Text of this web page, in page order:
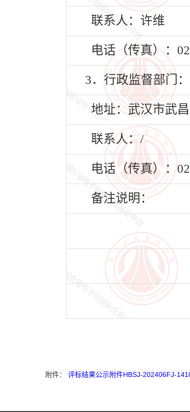
联系人：许维
电话（传真）：
3．行政监督部门
地址：武汉市武
联系人：/
电话（传真）：
备注说明：
附件： 评标结果公示附件HBSJ-202406FJ-